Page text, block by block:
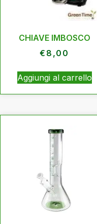
CHIAVE IMBOSCO
€ 8,00
Aggiungi al carrello